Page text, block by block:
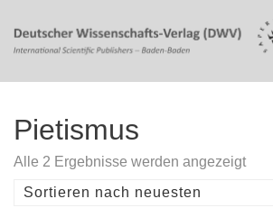
Pietismus
Alle 2 Ergebnisse werden angezeigtNach
Sortieren nach neuesten